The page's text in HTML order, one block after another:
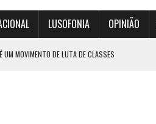
LUSOFONIA OPINIÃO
UM MOVIMENTO DE LUTA DE CLASSES
DA DIGITALIZAÇÃO DAS COOPERATIVAS
COOPERATIVISMO GLOBAL